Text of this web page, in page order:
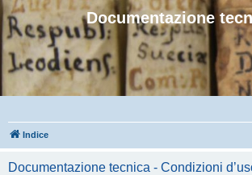
Documentazione
Indice
Documentazione tecnica - Condizioni